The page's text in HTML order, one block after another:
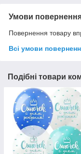
Умови
Повернення товару
Всі умови
Подібні товари